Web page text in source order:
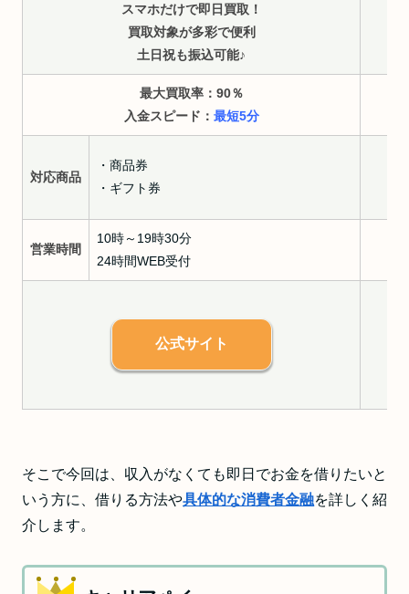
スマホだけで即日買取！
買取対象が多彩で便利
土日祝も振込可能♪
最大買取率：90％
入金スピード： 最短5分
対応商品
・商品券
・ギフト券
営業時間
10時～19時30分
24時間WEB受付
公式サイト
そこで今回は、収入がなくても即日でお金を借りたいと
いう方に、借りる方法や具体的な消費者金融を詳しく紹
介します。